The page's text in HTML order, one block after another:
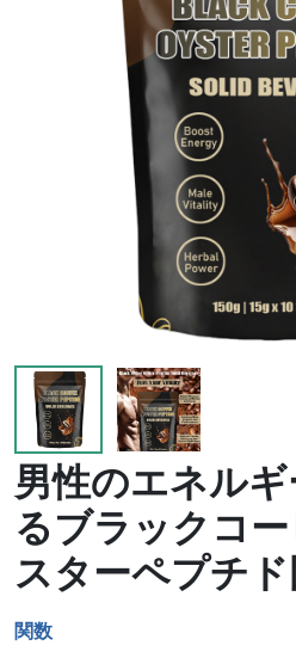
男性のエネル
るブラックコ
スターペプチ
関数